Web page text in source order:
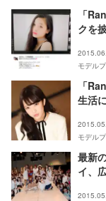
「
クを
モデル
「
生活
モデル
最新
イ、